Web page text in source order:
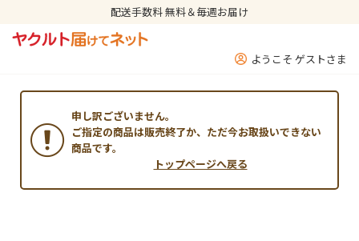
配送手数料 無料＆毎週お届け
ようこそ ゲストさま
申し訳ございません。
ご指定の商品は販売終了か、ただ今お取扱いできない
商品です。
トップページへ戻る